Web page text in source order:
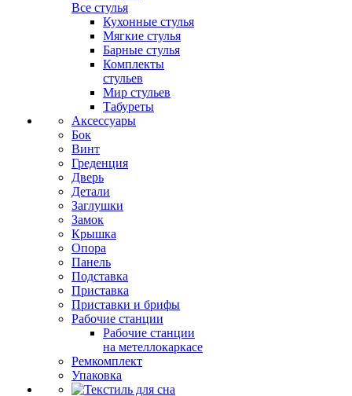
Все стулья
Кухонные стулья
Мягкие стулья
Барные стулья
Комплекты
стульев
Мир стульев
Табуреты
Аксессуары
Бок
Винт
Греденция
Дверь
Детали
Заглушки
Замок
Крышка
Опора
Панель
Подставка
Приставка
Приставки и брифы
Рабочие станции
Рабочие станции
на метеллокаркасе
Ремкомплект
Упаковка